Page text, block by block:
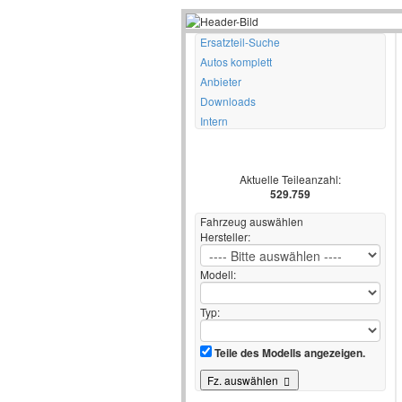
Ersatzteil-Suche
Autos komplett
Anbieter
Downloads
Intern
Aktuelle Teileanzahl:
529.759
Fahrzeug auswählen
Hersteller:
Modell:
Typ:
Teile des Modells angezeigen.
Fz. auswählen